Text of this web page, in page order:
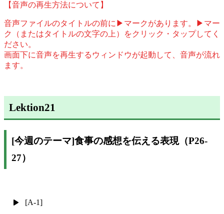
【音声の再生方法について】
音声ファイルのタイトルの前に▶マークがあります。▶マー
ク（またはタイトルの文字の上）をクリック・タップしてく
ださい。
画面下に音声を再生するウィンドウが起動して、音声が流れ
ます。
Lektion21
[今週のテーマ]食事の感想を伝える表現（P26-
27）
[A-1]